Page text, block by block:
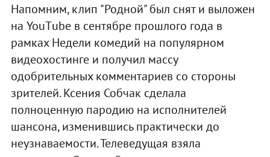
Напомним, клип "Родной" был снят и выложен
на YouТube в сентябре прошлого года в
рамках Недели комедий на популярном
видеохостинге и получил массу
одобрительных комментариев со стороны
зрителей. Ксения Собчак сделала
полноценную пародию на исполнителей
шансона, изменившись практически до
неузнаваемости. Телеведущая взяла